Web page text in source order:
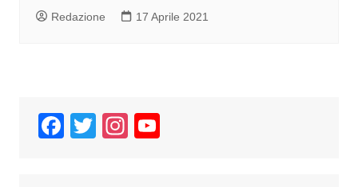
Redazione 17 Aprile 2021
F
T
In